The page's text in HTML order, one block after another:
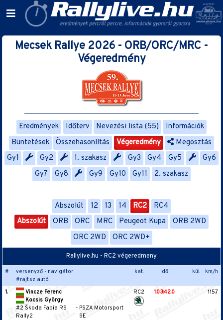
Mecsek Rallye 2026 - ORB/ORC/MRC -
Végeredmény
Eredmények Időterv Nevezési lista (55)
Információk
Büntetések
Összehasonlítás Végeredmény
Megosztás
Gy1
Gy2 1. szakasz Gy3 Gy4 Gy5
Gy6
Gy7
Gy8 Gy9 Gy10 Gy11 2. szakasz
Abszolút 12 13 14 RC2
RC4
Abszolút
ORB ORC MRC Peugeot Kupa
ORB 2WD
ORC 2WD
ORC 2WD+
Rallylive.hu - RC2 végeredmeny
#
versenyző - navigátor
#rajt.sz autó
kat. idő kül. km/h
1.
Vincze Ferenc
Kocsis György
#2 Škoda Fabia RS
Rally2
- PSZA Motorsport
SE
RC2 1:03:42.0 115.7